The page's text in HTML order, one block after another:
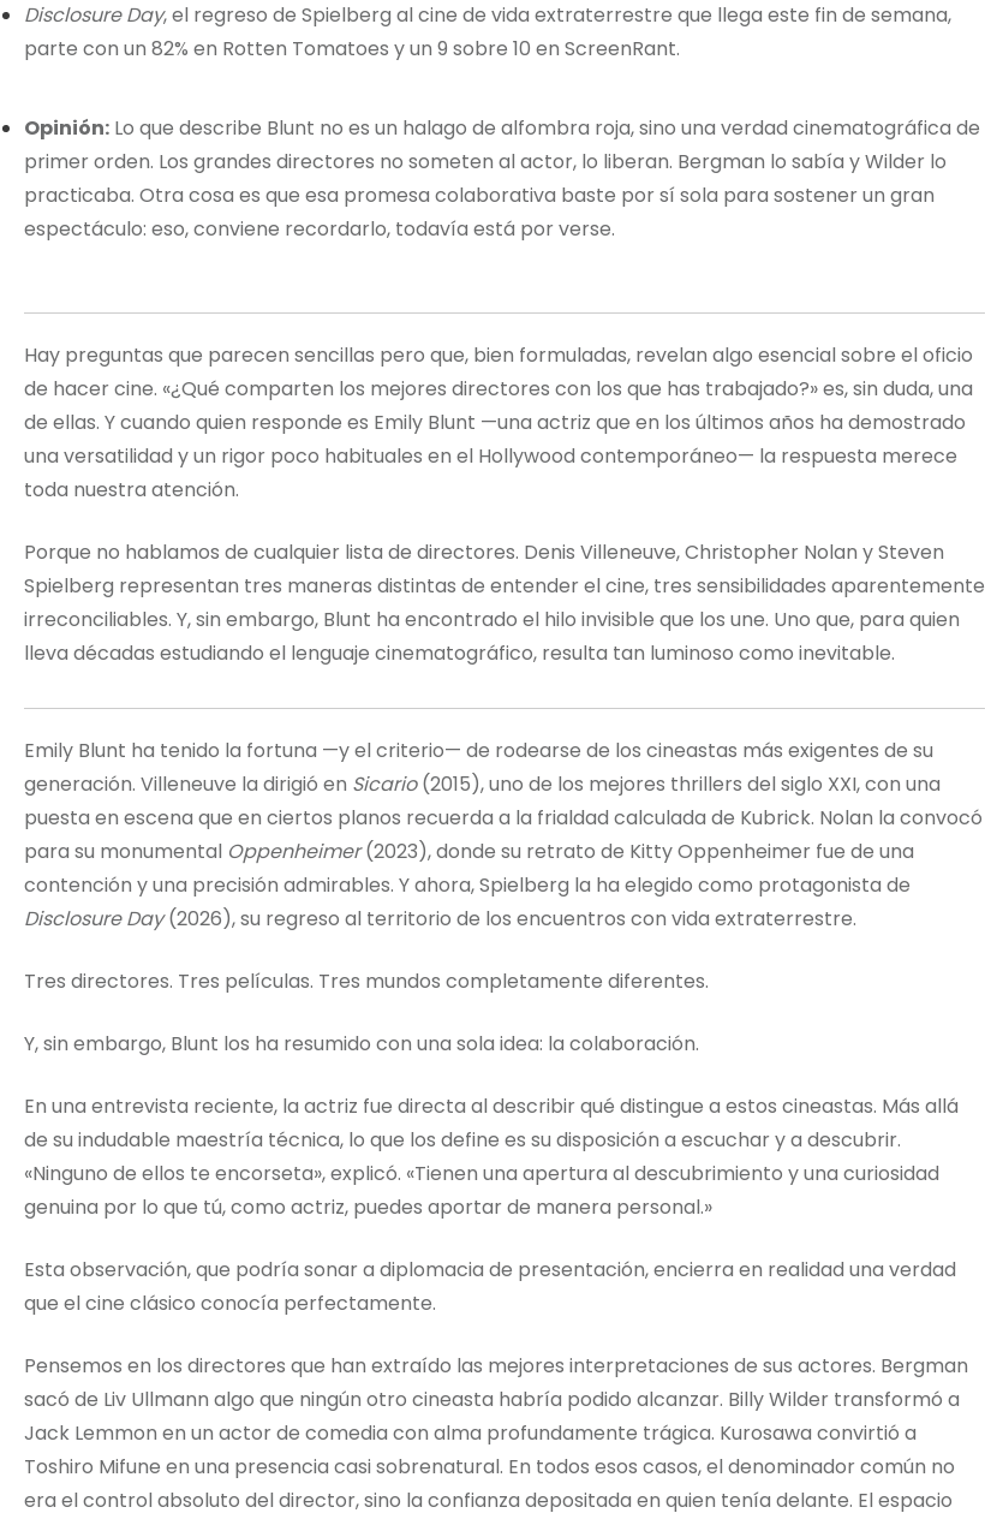
Disclosure Day, el regreso de Spielberg al cine de vida extraterrestre que llega este fin de semana,
parte con un 82% en Rotten Tomatoes y un 9 sobre 10 en ScreenRant.
Opinión: Lo que describe Blunt no es un halago de alfombra roja, sino una verdad cinematográfica de
primer orden. Los grandes directores no someten al actor, lo liberan. Bergman lo sabía y Wilder lo
practicaba. Otra cosa es que esa promesa colaborativa baste por sí sola para sostener un gran
espectáculo: eso, conviene recordarlo, todavía está por verse.
Hay preguntas que parecen sencillas pero que, bien formuladas, revelan algo esencial sobre el oficio
de hacer cine. «¿Qué comparten los mejores directores con los que has trabajado?» es, sin duda, una
de ellas. Y cuando quien responde es Emily Blunt —una actriz que en los últimos años ha demostrado
una versatilidad y un rigor poco habituales en el Hollywood contemporáneo— la respuesta merece
toda nuestra atención.
Porque no hablamos de cualquier lista de directores. Denis Villeneuve, Christopher Nolan y Steven
Spielberg representan tres maneras distintas de entender el cine, tres sensibilidades aparentemente
irreconciliables. Y, sin embargo, Blunt ha encontrado el hilo invisible que los une. Uno que, para quien
lleva décadas estudiando el lenguaje cinematográfico, resulta tan luminoso como inevitable.
Emily Blunt ha tenido la fortuna —y el criterio— de rodearse de los cineastas más exigentes de su
generación. Villeneuve la dirigió en Sicario(2015), uno de los mejores thrillers del siglo XXI, con una
puesta en escena que en ciertos planos recuerda a la frialdad calculada de Kubrick. Nolan la convocó
para su monumental Oppenheimer(2023), donde su retrato de Kitty Oppenheimer fue de una
contención y una precisión admirables. Y ahora, Spielberg la ha elegido como protagonista de
Disclosure Day(2026), su regreso al territorio de los encuentros con vida extraterrestre.
Tres directores. Tres películas. Tres mundos completamente diferentes.
Y, sin embargo, Blunt los ha resumido con una sola idea: la colaboración.
En una entrevista reciente, la actriz fue directa al describir qué distingue a estos cineastas. Más allá
de su indudable maestría técnica, lo que los define es su disposición a escuchar y a descubrir.
«Ninguno de ellos te encorseta», explicó. «Tienen una apertura al descubrimiento y una curiosidad
genuina por lo que tú, como actriz, puedes aportar de manera personal.»
Esta observación, que podría sonar a diplomacia de presentación, encierra en realidad una verdad
que el cine clásico conocía perfectamente.
Pensemos en los directores que han extraído las mejores interpretaciones de sus actores. Bergman
sacó de Liv Ullmann algo que ningún otro cineasta habría podido alcanzar. Billy Wilder transformó a
Jack Lemmon en un actor de comedia con alma profundamente trágica. Kurosawa convirtió a
Toshiro Mifune en una presencia casi sobrenatural. En todos esos casos, el denominador común no
era el control absoluto del director, sino la confianza depositada en quien tenía delante. El espacio